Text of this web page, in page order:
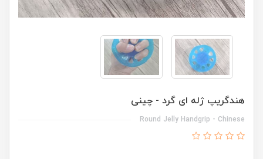
هندگریپ ژله ای گرد - چینی
Round Jelly Handgrip - Chinese